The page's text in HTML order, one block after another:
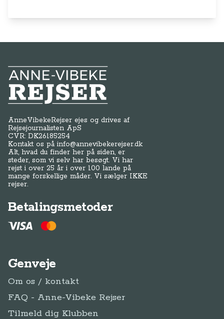
Anne-Vibeke Rejser
AnneVibekeRejser ejes og drives af
Rejsejournalisten ApS
CVR: DK26185254
Kontakt os påinfo@annevibekerejser.dk
Alt, hvad du finder her på siden, er
steder, som vi selv har besøgt. Vi har
rejst i over 25 år i over 100 lande på
mange forskellige måder. Vi sælger IKKE
rejser.
Betalingsmetoder
Genveje
Om os / kontakt
FAQ - Anne-Vibeke Rejser
Tilmeld dig Klubben